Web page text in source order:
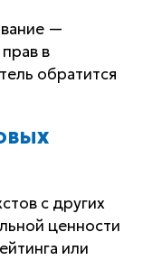
—
в
обратится
с других
ценности
или